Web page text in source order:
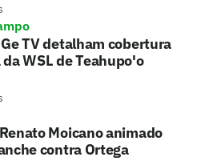
TV detalham cobertura
WSL de Teahupo'o
Moicano animado
contra Ortega